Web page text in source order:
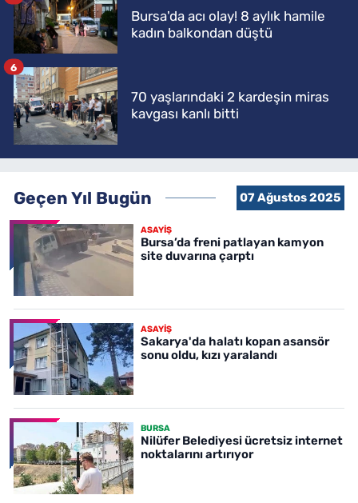
Bursa'da acı olay! 8 aylık hamile
kadın balkondan düştü
70 yaşlarındaki 2 kardeşin miras
kavgası kanlı bitti
6
Geçen Yıl Bugün 07 Ağustos 2025
ASAYİŞ
Bursa’da freni patlayan kamyon
site duvarına çarptı
ASAYİŞ
Sakarya'da halatı kopan asansör
sonu oldu, kızı yaralandı
BURSA
Nilüfer Belediyesi ücretsiz internet
noktalarını artırıyor